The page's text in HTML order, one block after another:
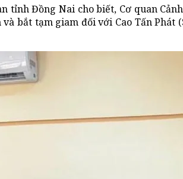
tỉnh Đồng Nai cho biết, Cơ quan
bắt tạm giam đối với Cao Tấn